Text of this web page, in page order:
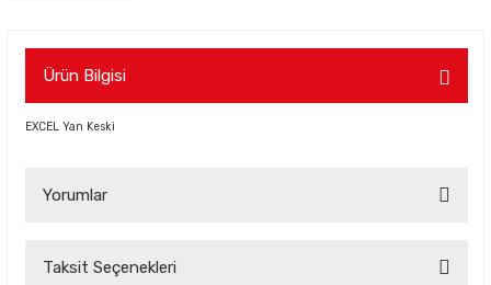
Ürün Bilgisi
EXCEL Yan Keski
Yorumlar
Taksit Seçenekleri